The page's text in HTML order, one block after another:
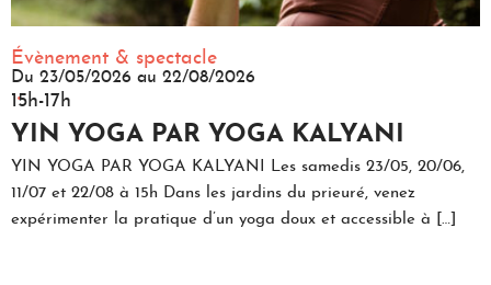
Évènement & spectacle
Du 23/05/2026 au 22/08/2026
.
15h-17h
YIN YOGA PAR YOGA KALYANI
YIN YOGA PAR YOGA KALYANI Les samedis 23/05, 20/06,
11/07 et 22/08 à 15h Dans les jardins du prieuré, venez
expérimenter la pratique d’un yoga doux et accessible à […]